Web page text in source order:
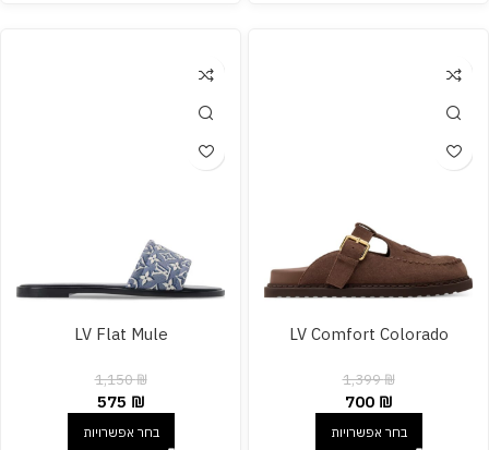
LV Comfort Colorado
1,399₪
700 ₪
בחר אפשרויות
LV Flat Mule
1,150₪
575 ₪
בחר אפשרויות